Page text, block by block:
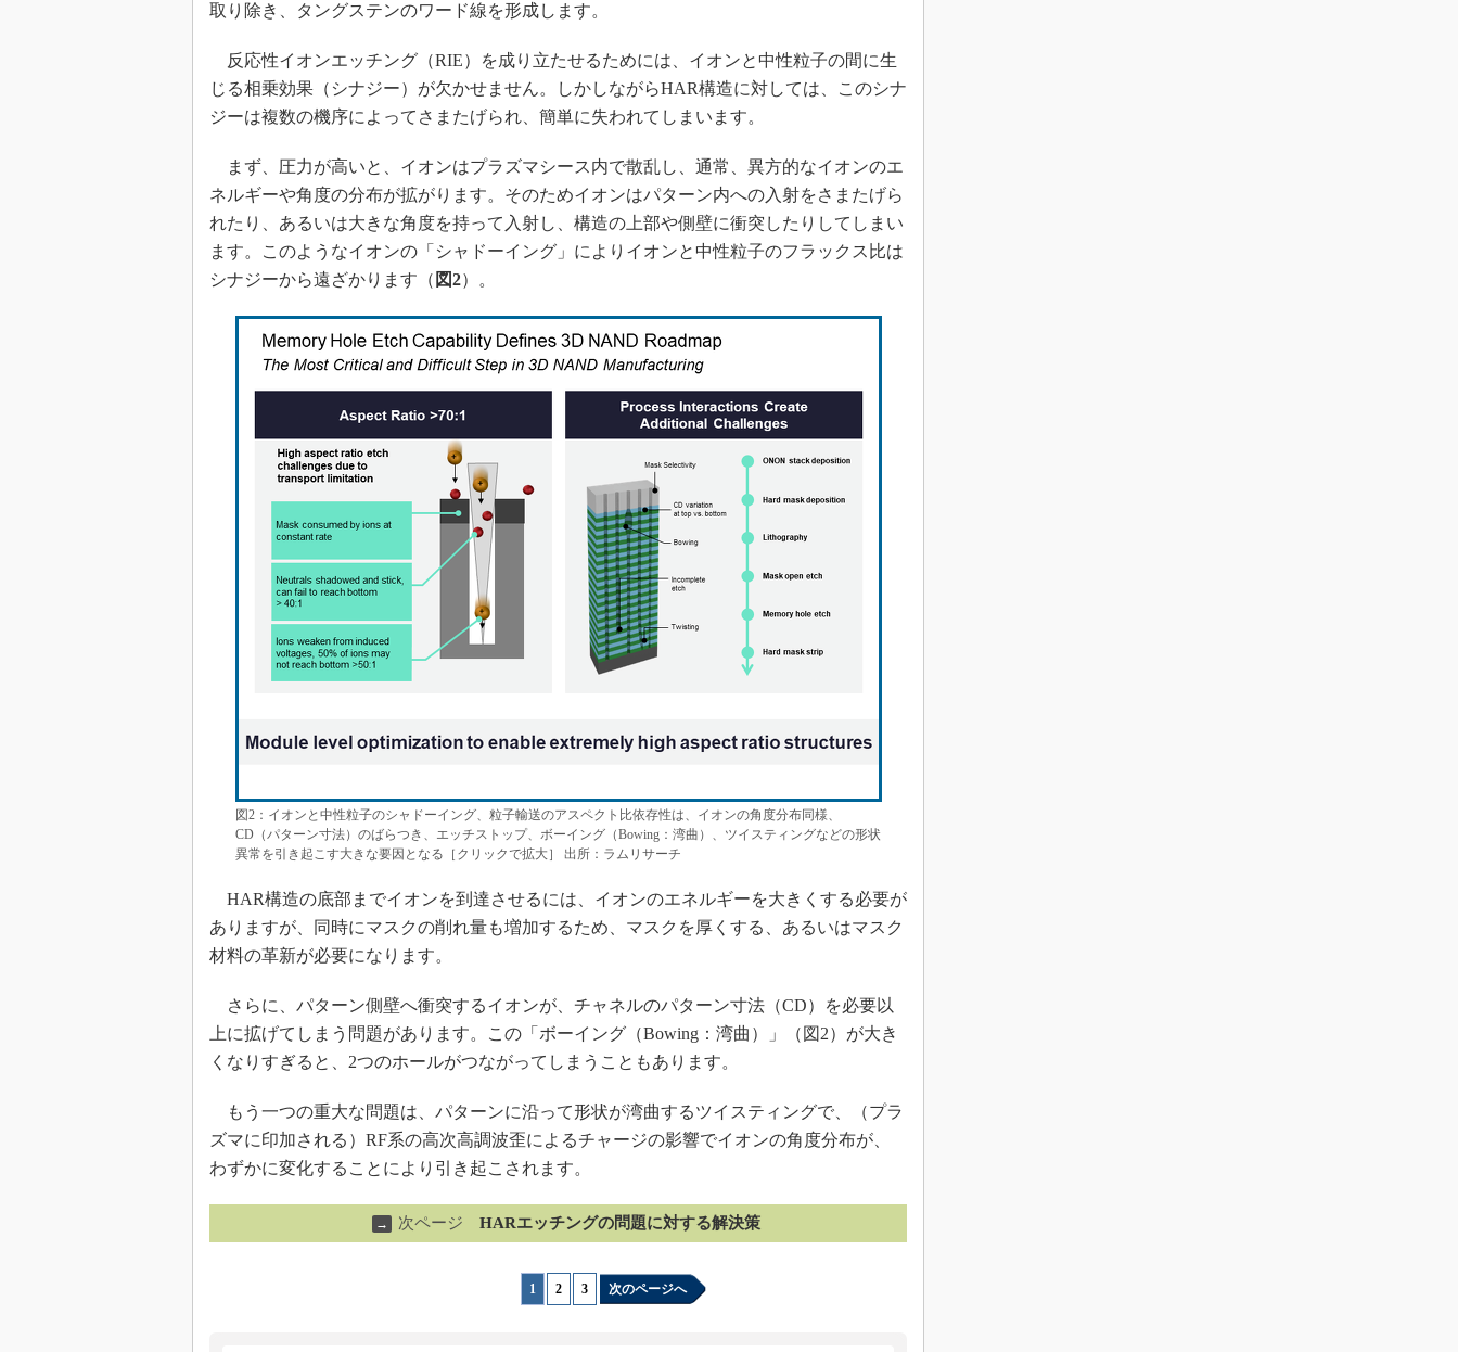
取り除き、タングステンのワード線を形成します。
反応性イオンエッチング（RIE）を成り立たせるためには、イオンと中性粒子の間に生
じる相乗効果（シナジー）が欠かせません。しかしながらHAR構造に対しては、このシナ
ジーは複数の機序によってさまたげられ、簡単に失われてしまいます。
まず、圧力が高いと、イオンはプラズマシース内で散乱し、通常、異方的なイオンのエ
ネルギーや角度の分布が拡がります。そのためイオンはパターン内への入射をさまたげら
れたり、あるいは大きな角度を持って入射し、構造の上部や側壁に衝突したりしてしまい
ます。このようなイオンの「シャドーイング」によりイオンと中性粒子のフラックス比は
シナジーから遠ざかります（ 図2）。
図2：イオンと中性粒子のシャドーイング、粒子輸送のアスペクト比依存性は、イオンの角度分布同様、
CD（パターン寸法）のばらつき、エッチストップ、ボーイング（Bowing：湾曲）、ツイスティングなどの形状
異常を引き起こす大きな要因となる［クリックで拡大］ 出所：ラムリサーチ
HAR構造の底部までイオンを到達させるには、イオンのエネルギーを大きくする必要が
ありますが、同時にマスクの削れ量も増加するため、マスクを厚くする、あるいはマスク
材料の革新が必要になります。
さらに、パターン側壁へ衝突するイオンが、チャネルのパターン寸法（CD）を必要以
上に拡げてしまう問題があります。この「ボーイング（Bowing：湾曲）」（図2）が大き
くなりすぎると、2つのホールがつながってしまうこともあります。
もう一つの重大な問題は、パターンに沿って形状が湾曲するツイスティングで、（プラ
ズマに印加される）RF系の高次高調波歪によるチャージの影響でイオンの角度分布が、
わずかに変化することにより引き起こされます。
→ 次ページ HARエッチングの問題に対する解決策
1 2 3 次のページへ